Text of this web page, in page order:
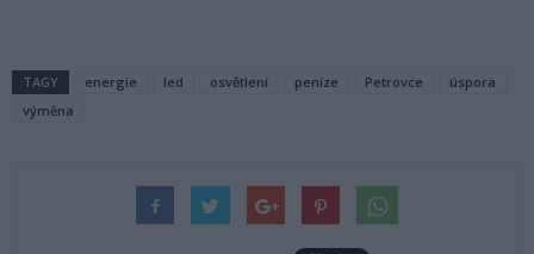
TAGY energie led osvětlení peníze Petrovce
úspora
výměna